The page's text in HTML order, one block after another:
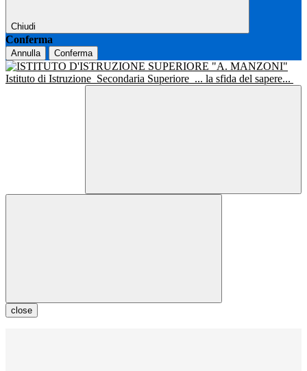
Chiudi
Conferma
Annulla Conferma
Istituto di Istruzione Secondaria Superiore ... la sfida del sapere...
close